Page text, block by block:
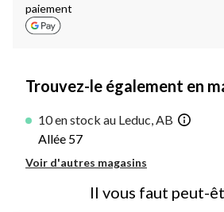
paiement
Trouvez-le également en
10 en stock au Leduc, AB
Allée 57
Voir d'autres magasins
Il vous faut peut-